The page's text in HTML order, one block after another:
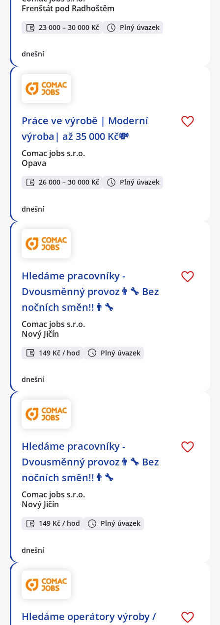
Frenštát pod Radhoštěm
23 000 – 30 000 Kč Plný úvazek
dnešní
Práce ve výrobě | Moderní
výroba| až 35 000 Kč💸
Comac jobs s.r.o.
Opava
26 000 – 30 000 Kč Plný úvazek
dnešní
Hledáme pracovníky -
Dvousměnný provoz👨‍🔧 Bez
nočních směn!!👨‍🔧
Comac jobs s.r.o.
Nový Jičín
149 Kč / hod Plný úvazek
dnešní
Hledáme pracovníky -
Dvousměnný provoz👨‍🔧 Bez
nočních směn!!👨‍🔧
Comac jobs s.r.o.
Nový Jičín
149 Kč / hod Plný úvazek
dnešní
Hledáme operátory výroby /